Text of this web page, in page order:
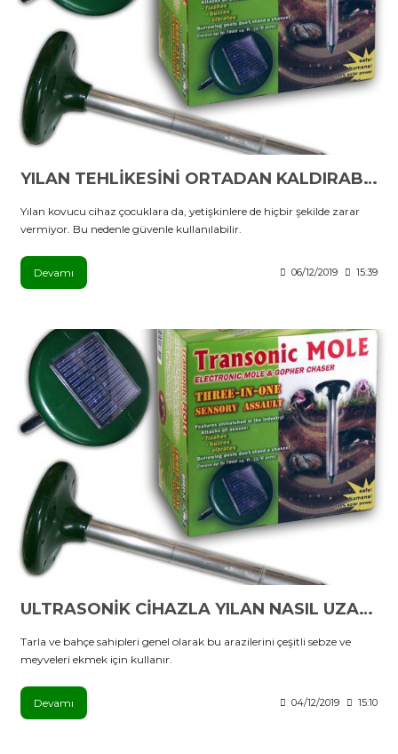
YILAN TEHLİKESİNİ ORTADAN KALDIRABİLİRSİNİZ
Yılan kovucu cihaz çocuklara da, yetişkinlere de hiçbir şekilde zarar
vermiyor. Bu nedenle güvenle kullanılabilir.
Devamı 06/12/2019 15:39
ULTRASONİK CİHAZLA YILAN NASIL UZAKLAŞTIRILIR?
Tarla ve bahçe sahipleri genel olarak bu arazilerini çeşitli sebze ve
meyveleri ekmek için kullanır.
Devamı 04/12/2019 15:10